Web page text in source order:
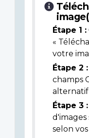
Étape 1 :
«
votre
Étape 2 :
champs
Étape 3 :
selon